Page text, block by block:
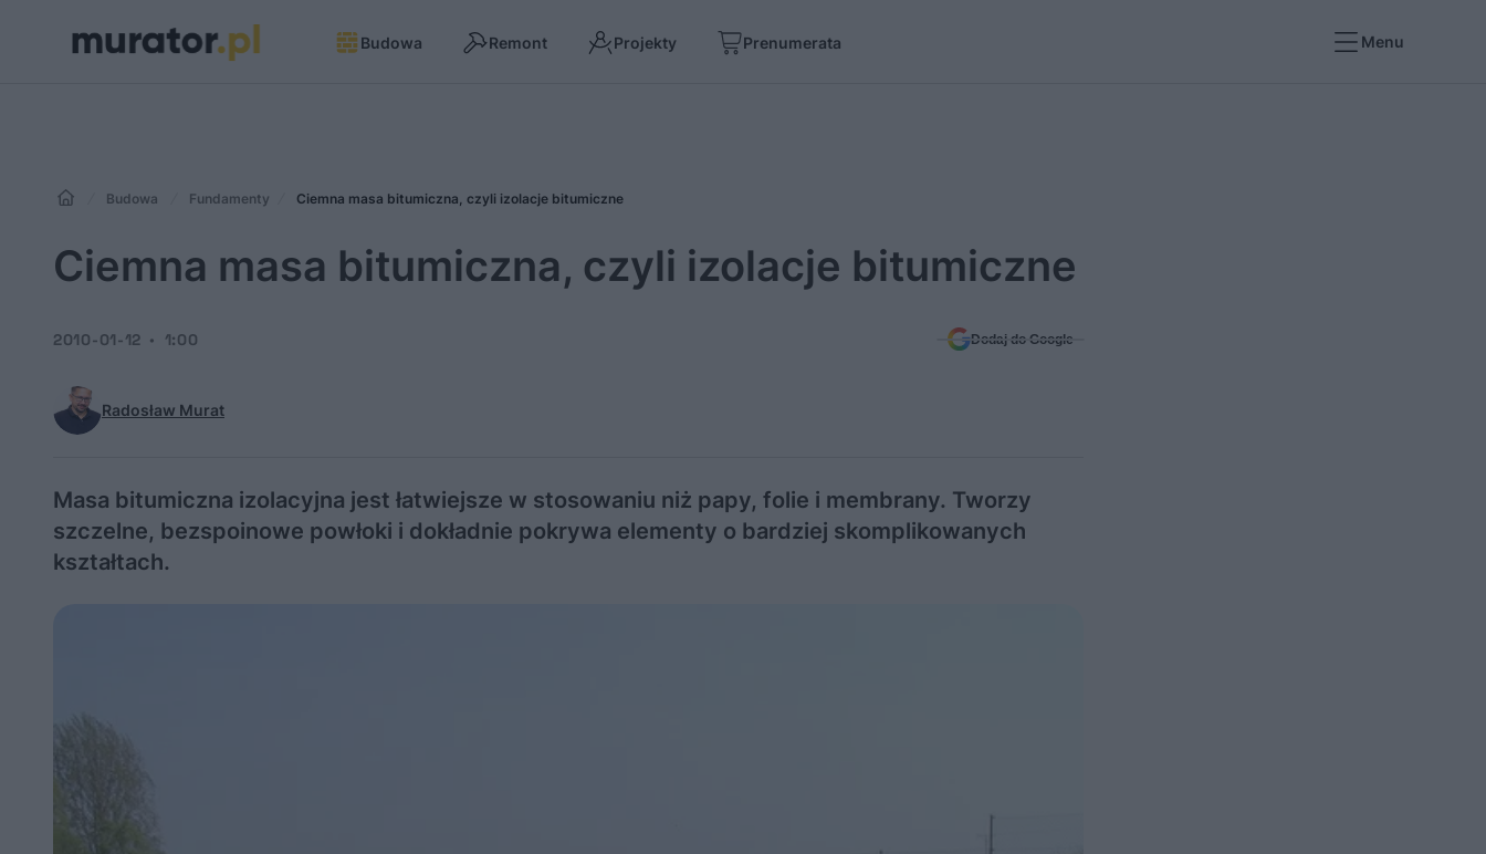
Budowa Remont Projekty Prenumerata Menu
Budowa Fundamenty Ciemna masa bitumiczna, czyli izolacje bitumiczne
Ciemna masa bitumiczna, czyli izolacje bitumiczne
Radosław Murat
2010-01-12 1:00 Dodaj do Google
Masa bitumiczna izolacyjna jest łatwiejsze w stosowaniu niż papy, folie i membrany. Tworzy
szczelne, bezspoinowe powłoki i dokładnie pokrywa elementy o bardziej skomplikowanych
kształtach.